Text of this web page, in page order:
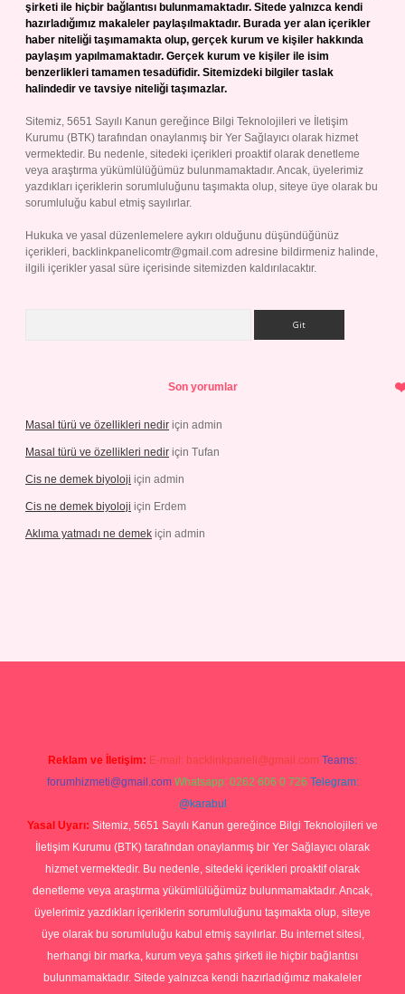
şirketi ile hiçbir bağlantısı bulunmamaktadır. Sitede yalnızca kendi
hazırladığımız makaleler paylaşılmaktadır. Burada yer alan içerikler
haber niteliği taşımamakta olup, gerçek kurum ve kişiler hakkında
paylaşım yapılmamaktadır. Gerçek kurum ve kişiler ile isim
benzerlikleri tamamen tesadüfidir. Sitemizdeki bilgiler taslak
halindedir ve tavsiye niteliği taşımazlar.
Sitemiz, 5651 Sayılı Kanun gereğince Bilgi Teknolojileri ve İletişim
Kurumu (BTK) tarafından onaylanmış bir Yer Sağlayıcı olarak hizmet
vermektedir. Bu nedenle, sitedeki içerikleri proaktif olarak denetleme
veya araştırma yükümlülüğümüz bulunmamaktadır. Ancak, üyelerimiz
yazdıkları içeriklerin sorumluluğunu taşımakta olup, siteye üye olarak bu
sorumluluğu kabul etmiş sayılırlar.
Hukuka ve yasal düzenlemelere aykırı olduğunu düşündüğünüz
içerikleri, backlinkpanelicomtr@gmail.com adresine bildirmeniz halinde,
ilgili içerikler yasal süre içerisinde sitemizden kaldırılacaktır.
Son yorumlar
Masal türü ve özellikleri nedir için admin
Masal türü ve özellikleri nedir için Tufan
Cis ne demek biyoloji için admin
Cis ne demek biyoloji için Erdem
Aklıma yatmadı ne demek için admin
Reklam ve İletişim: E-mail: backlinkpaneli@gmail.com Teams:
forumhizmeti@gmail.com Whatsapp: 0262 606 0 726 Telegram:
@karabul
Yasal Uyarı: Sitemiz, 5651 Sayılı Kanun gereğince Bilgi Teknolojileri ve
İletişim Kurumu (BTK) tarafından onaylanmış bir Yer Sağlayıcı olarak
hizmet vermektedir. Bu nedenle, sitedeki içerikleri proaktif olarak
denetleme veya araştırma yükümlülüğümüz bulunmamaktadır. Ancak,
üyelerimiz yazdıkları içeriklerin sorumluluğunu taşımakta olup, siteye
üye olarak bu sorumluluğu kabul etmiş sayılırlar. Bu internet sitesi,
herhangi bir marka, kurum veya şahıs şirketi ile hiçbir bağlantısı
bulunmamaktadır. Sitede yalnızca kendi hazırladığımız makaleler